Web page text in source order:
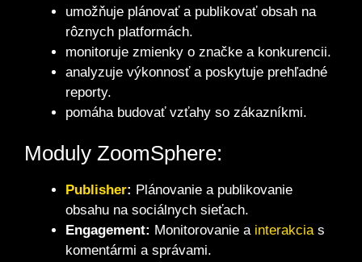
umožňuje plánovať a publikovať obsah na
rôznych platformách.
monitoruje zmienky o značke a konkurencii.
analyzuje výkonnosť a poskytuje prehľadné
reporty.
pomáha budovať vzťahy so zákazníkmi.
Moduly ZoomSphere:
Publisher: Plánovanie a publikovanie
obsahu na sociálnych sieťach.
Engagement: Monitorovanie a interakcias
komentármi a správami.